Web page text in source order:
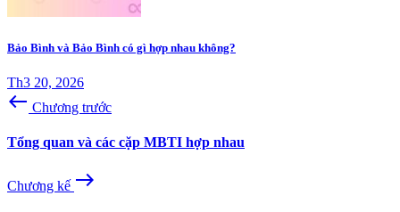
Bảo Bình và Bảo Bình có gì hợp nhau không?
Th3 20, 2026
west Chương trước
Tổng quan và các cặp MBTI hợp nhau
Chương kế east